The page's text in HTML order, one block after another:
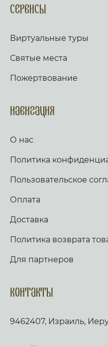
Сервисы
Виртуальные туры
Святые места
Пожертвование
Навигация
О нас
Политика
Пользовательское
Оплата
Доставка
Политика возврата
Для партнеров
Контакты
9462407, Израиль,